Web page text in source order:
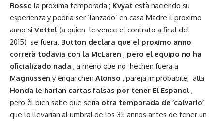
Rosso la proxima temporada ; Kvyat està haciendo su
esperienza y podria ser ‘lanzado’ en casa Madre il proximo
anno si Vettel (a quien le vence el contrato a final del
2015) se fuera. Button declara que el proximo anno
correrà todavia con la McLaren , pero el equipo no ha
oficializado nada , a meno que no hechen fuera a
Magnussen y enganchen Alonso , pareja improbabile; alla
Honda le harian cartas falsas por tener El Espanol ,
pero èl bien sabe que seria otra temporada de ‘calvario’
que lo llevarian al umbral de los 35 annos antes de tener un